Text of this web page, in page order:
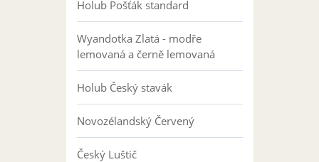
Holub Pošťák standard
Wyandotka Zlatá - modře
lemovaná a černě lemovaná
Holub Český stavák
Novozélandský Červený
Český Luštič